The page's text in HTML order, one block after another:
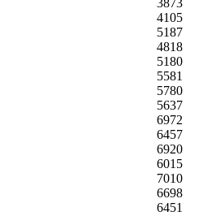
3873
4105
5187
4818
5180
5581
5780
5637
6972
6457
6920
6015
7010
6698
6451